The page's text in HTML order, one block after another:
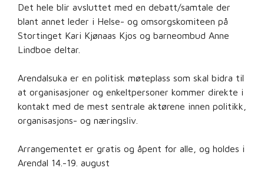
Det hele blir avsluttet med en debatt/samtale der
blant annet leder i Helse- og omsorgskomiteen på
Stortinget Kari Kjønaas Kjos og barneombud Anne
Lindboe deltar.
Arendalsuka er en politisk møteplass som skal bidra til
at organisasjoner og enkeltpersoner kommer direkte i
kontakt med de mest sentrale aktørene innen politikk,
organisasjons- og næringsliv.
Arrangementet er gratis og åpent for alle, og holdes i
Arendal 14.-19. august